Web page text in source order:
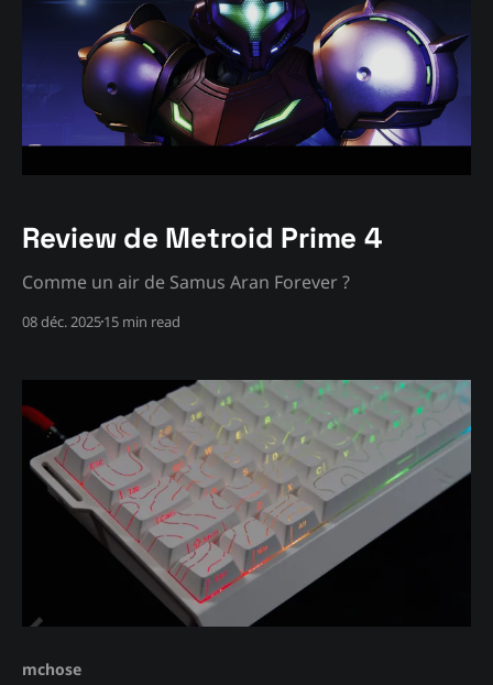
Review de Metroid Prime 4
Comme un air de Samus Aran Forever ?
08 déc. 202515 min read
mchose